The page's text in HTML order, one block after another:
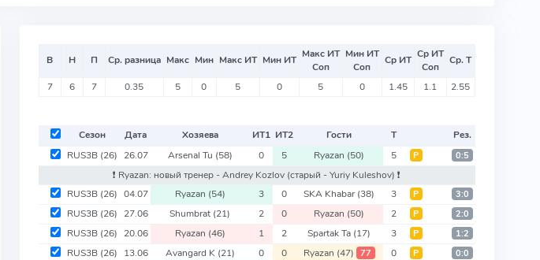
В Н П Ср. разница Макс Мин Макс ИТ Мин ИТ Макс ИТ
Соп
Мин ИТ
Соп
Ср ИТ Ср ИТ
Соп
Ср. Т
7 6 7 0.35 5 0 5 0 5 0 1.45 1.1 2.55
Сезон Дата Хозяева ИТ1 ИТ2 Гости Т
Рез.
RUS3B (26) 26.07 Arsenal Tu (58) 0 5 Ryazan (50) 5 Р 0:5
❗️ Ryazan: новый тренер - Andrey Kozlov (старый - Yuriy Kuleshov) ❗️
RUS3B (26) 04.07 Ryazan (54) 3 0 SKA Khabar(38) 3 Р 3:0
RUS3B (26) 27.06 Shumbrat (21) 2 0 Ryazan (50) 2 Р 2:0
RUS3B (26) 20.06 Ryazan (46) 1 2 Spartak Ta (17) 3 Р 1:2
RUS3B (26) 13.06 Avangard K (21) 0 0 Ryazan (47) 77 0 Р 0:0